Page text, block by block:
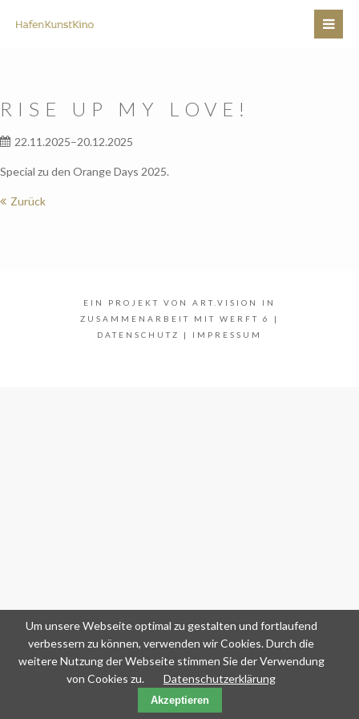
RISE UP MY LOVE!
22.11.2025–20.12.2025
Special zu den Orange Days 2025.
Zurück
EIN PROJEKT VON ART.VISION
IN
ZUSAMMENARBEIT MIT WERFT 6
|
DATENSCHUTZ
| IMPRESSUM
Um unsere Webseite optimal zu gestalten und fortlaufend
verbessern zu können, verwenden wir Cookies. Durch die
weitere Nutzung der Webseite stimmen Sie der Verwendung
von Cookies zu.
Datenschutzerklärung
Akzeptieren